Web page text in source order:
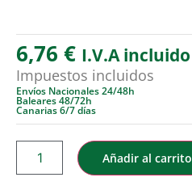
6,76 € I.V.A incluido
Impuestos incluidos
Envíos Nacionales 24/48h
Baleares 48/72h
Canarias 6/7 días
Añadir al carrito